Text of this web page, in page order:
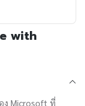
with
ง Microsoft ที่